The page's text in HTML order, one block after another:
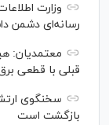
وزارت
رسانه‌ای دشمن
معتمدیان:
قبلی با قطعی
سخنگوی
بازگشت است